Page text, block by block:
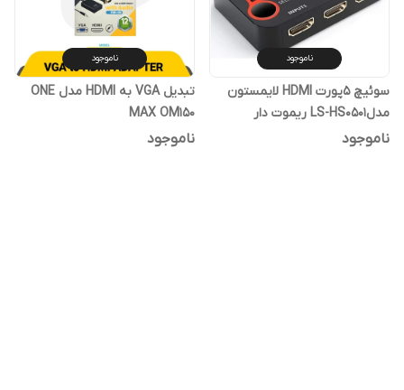
ناموجود
سوئیچ 5پورت HDMI لایمستون
مدلLS-HS0501 ریموت دار
ناموجود
ناموجود
تبدیل VGA به HDMI مدل ONE
MAX OM150
ناموجود